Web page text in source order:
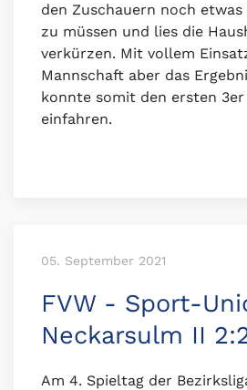
den Zuschauern noch
zu müssen und lies die
verkürzen. Mit vollem
Mannschaft aber das
konnte somit den ersten 3er
einfahren.
05. September 2021
FVW - Sport-
Neckarsulm II
Am 4. Spieltag der